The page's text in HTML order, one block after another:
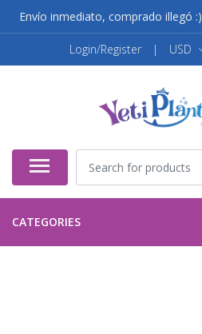
Envío inmediato, comprado illegó :)
Login/Register | USD
CATEGORIES